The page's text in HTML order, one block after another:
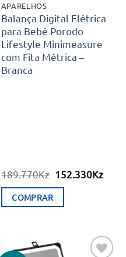
APARELHOS
Balança Digital Elétrica
para Bebê Porodo
Lifestyle Minimeasure
com Fita Métrica –
Branca
189.770Kz O
era:
152.330KzO
COMPRAR